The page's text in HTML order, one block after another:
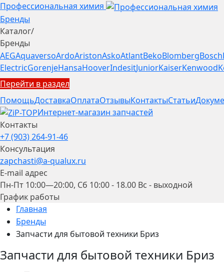
Профессиональная химия
Бренды
Каталог/
Бренды
AEGAquaversoArdoAristonAskoAtlantBekoBlombergBosch
ElectricGorenjeHansaHooverIndesitJuniorKaiserKenwood
Перейти в раздел
ПомощьДоставкаОплатаОтзывыКонтактыСтатьи
Интернет-магазин запчастей
Контакты
+7 (903) 264-91-46
Консультация
zapchasti@a-qualux.ru
E-mail адрес
Пн-Пт 10:00—20:00, Сб 10:00 - 18.00 Вс - выходной
График работы
Главная
Бренды
Запчасти для бытовой техники Бриз
Запчасти для бытовой техники Бриз